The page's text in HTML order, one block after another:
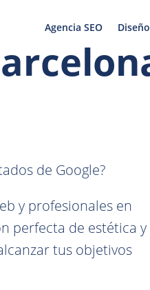
Agencia SEO
de Google?
y profesionales en
perfecta de estética y
tus objetivos